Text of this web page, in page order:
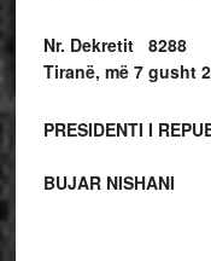
Nr. Dekretit 8288
Tiranë, më 7 gusht
PRESIDENTI I
BUJAR NISHANI